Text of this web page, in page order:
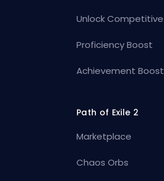
Unlock Competitive
Proficiency Boost
Achievement Boost
Path of Exile 2
Marketplace
Chaos Orbs